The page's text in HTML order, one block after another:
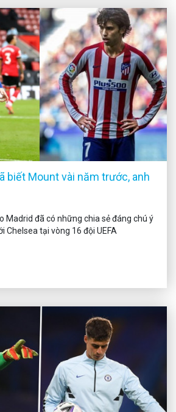
biết Mount vài năm trước, anh
Madrid đã có những chia sẻ đáng chú ý
Chelsea tại vòng 16 đội UEFA